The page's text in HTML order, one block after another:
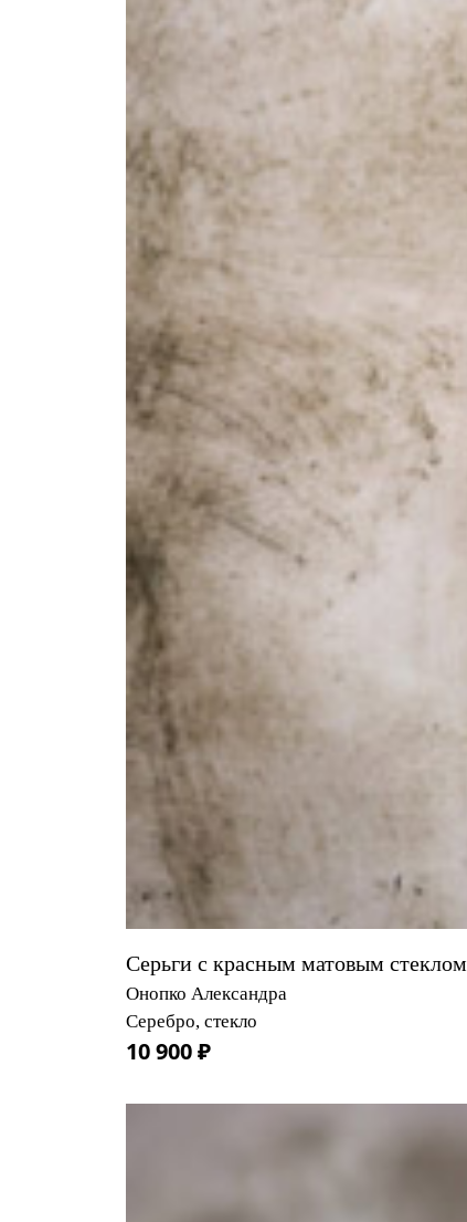
Серьги с красным матовым стеклом
Онопко Александра
Серебро, стекло
10 900 ₽